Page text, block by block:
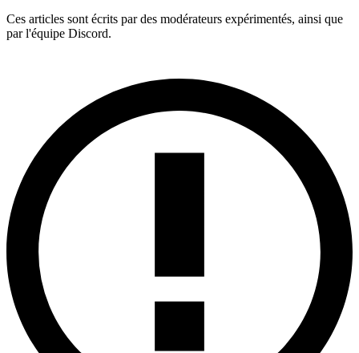
Ces articles sont écrits par des modérateurs expérimentés, ainsi que
par l'équipe Discord.